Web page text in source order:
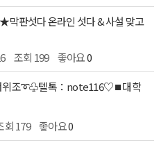
조회 199 좋아요0
회 179 좋아요0